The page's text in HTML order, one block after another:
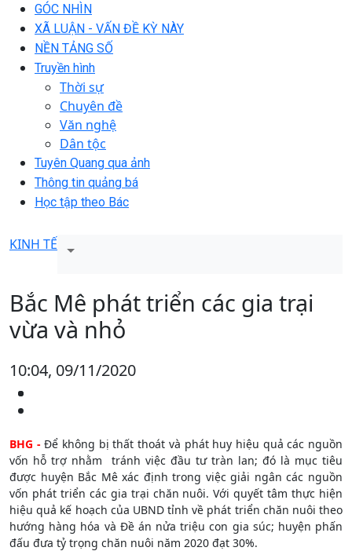
GÓC NHÌN
XÃ LUẬN - VẤN ĐỀ KỲ NÀY
NỀN TẢNG SỐ
Truyền hình
Thời sự
Chuyên đề
Văn nghệ
Dân tộc
Tuyên Quang qua ảnh
Thông tin quảng bá
Học tập theo Bác
KINH TẾ
Bắc Mê phát triển các gia trại
vừa và nhỏ
10:04, 09/11/2020
BHG -Để không bị thất thoát và phát huy hiệu quả các nguồn
vốn hỗ trợ nhằm tránh việc đầu tư tràn lan; đó là mục tiêu
được huyện Bắc Mê xác định trong việc giải ngân các nguồn
vốn phát triển các gia trại chăn nuôi. Với quyết tâm thực hiện
hiệu quả kế hoạch của UBND tỉnh về phát triển chăn nuôi theo
hướng hàng hóa và Đề án nửa triệu con gia súc; huyện phấn
đấu đưa tỷ trọng chăn nuôi năm 2020 đạt 30%.